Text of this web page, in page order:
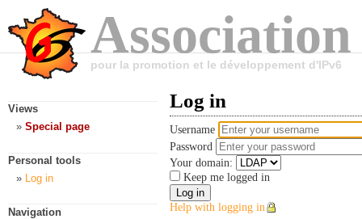
pour la promotion et le développement d'IPv6
Log in
Username
Password
Your domain:
Keep me logged in
Help with logging in
Views
Special page
Personal tools
Log in
Navigation